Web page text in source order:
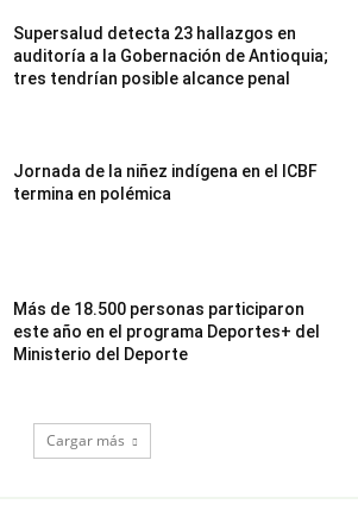
Supersalud detecta 23 hallazgos en
auditoría a la Gobernación de Antioquia;
tres tendrían posible alcance penal
Jornada de la niñez indígena en el ICBF
termina en polémica
Más de 18.500 personas participaron
este año en el programa Deportes+ del
Ministerio del Deporte
Cargar más